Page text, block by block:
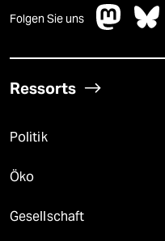
Folgen Sie uns
Ressorts
Politik
Öko
Gesellschaft